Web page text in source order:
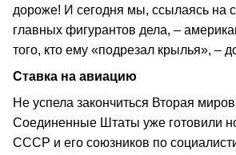
дороже! И сегодня мы, ссылаясь на
главных фигурантов дела, –
того, кто ему «подрезал крылья», –
Ставка на авиацию
Не успела закончиться Вторая
Соединенные Штаты уже готовили
СССР и его союзников по